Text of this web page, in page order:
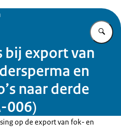
bij export van
en
naar derde
006)
op de export van fok- en